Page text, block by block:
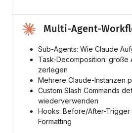
Multi-Agent-
Sub-Agents: Wie Claude
Task-Decomposition: große
zerlegen
Mehrere Claude-Instanzen
Custom Slash Commands
wiederverwenden
Hooks: Before/After-Trigger
Formatting